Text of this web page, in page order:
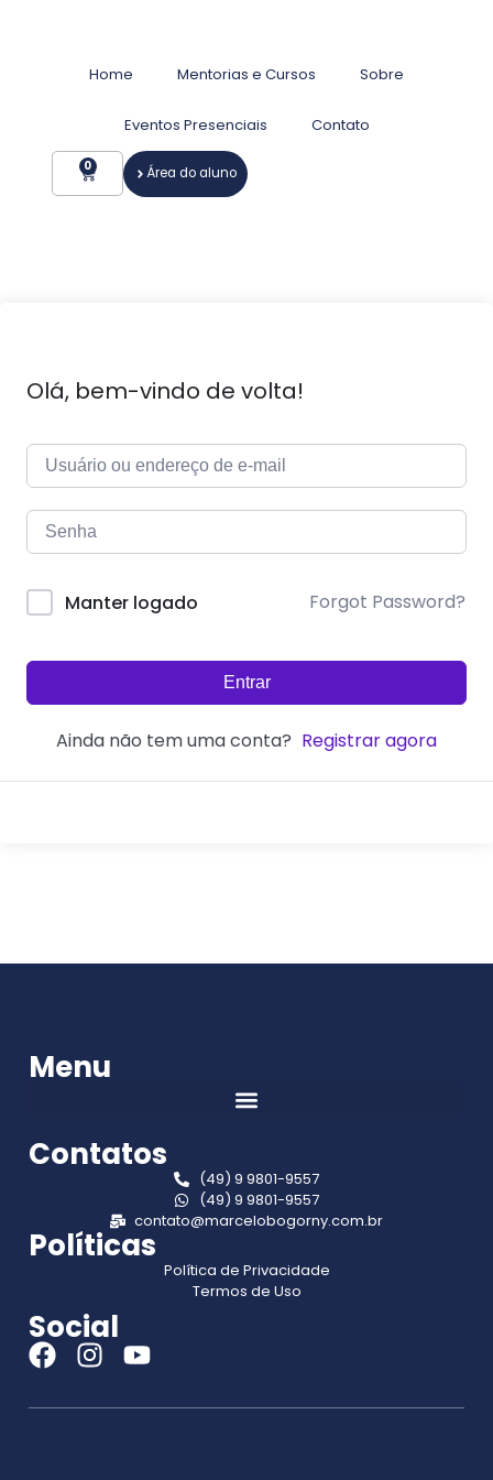
Home Mentorias e Cursos Sobre
Eventos Presenciais Contato
0 Área do aluno
Olá, bem-vindo de volta!
Manter logado Forgot Password?
Entrar
Ainda não tem uma conta? Registrar agora
Menu
Contatos
(49) 9 9801-9557
(49) 9 9801-9557
contato@marcelobogorny.com.br
Políticas
Política de Privacidade
Termos de Uso
Social